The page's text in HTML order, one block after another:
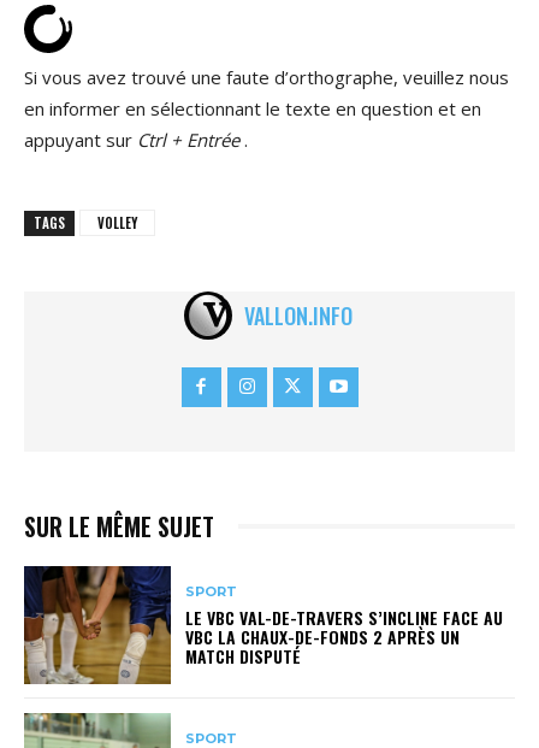
Si vous avez trouvé une faute d’orthographe, veuillez nous
en informer en sélectionnant le texte en question et en
appuyant sur Ctrl + Entrée.
TAGS VOLLEY
VALLON.INFO
SUR LE MÊME SUJET
SPORT
LE VBC VAL-DE-TRAVERS S’INCLINE FACE AU
VBC LA CHAUX-DE-FONDS 2 APRÈS UN
MATCH DISPUTÉ
SPORT